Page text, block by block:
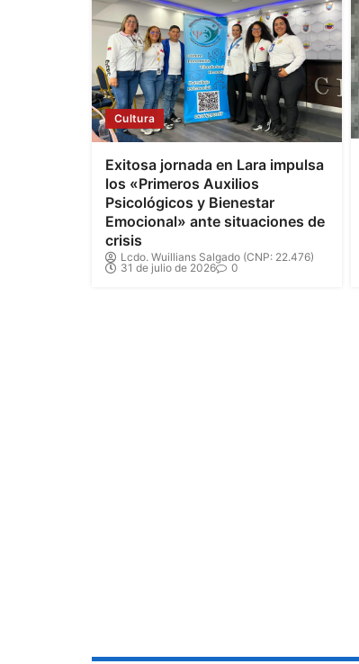
Cultura
Exitosa jornada en Lara impulsa
los «Primeros Auxilios
Psicológicos y Bienestar
Emocional» ante situaciones de
crisis
Lcdo. Wuillians Salgado (CNP: 22.476)
31 de julio de 2026
0